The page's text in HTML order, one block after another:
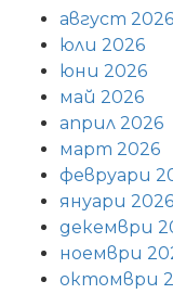
август 2026
юли 2026
юни 2026
май 2026
април 2026
март 2026
февруари
януари 2026
декември
ноември
октомври